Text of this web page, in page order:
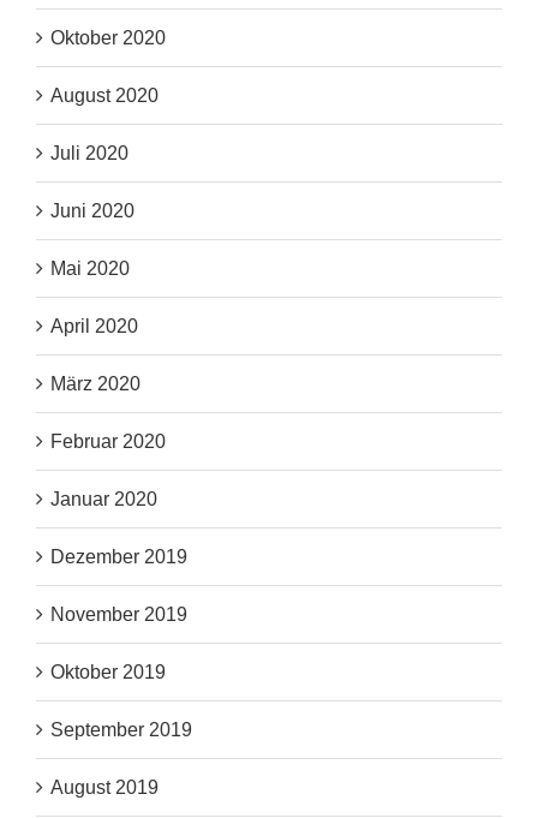
Oktober 2020
August 2020
Juli 2020
Juni 2020
Mai 2020
April 2020
März 2020
Februar 2020
Januar 2020
Dezember 2019
November 2019
Oktober 2019
September 2019
August 2019